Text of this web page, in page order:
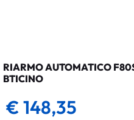
RIARMO AUTOMATICO
BTICINO
€ 148,35